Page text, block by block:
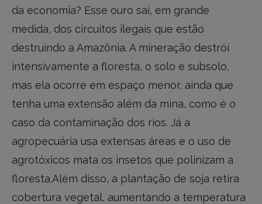
da economia? Esse ouro sai, em grande
medida, dos circuitos ilegais que estão
destruindo a Amazônia. A mineração destrói
intensivamente a floresta, o solo e subsolo,
mas ela ocorre em espaço menor, ainda que
tenha uma extensão além da mina, como é o
caso da contaminação dos rios. Já a
agropecuária usa extensas áreas e o uso de
agrotóxicos mata os insetos que polinizam a
floresta.Além disso, a plantação de soja retira
cobertura vegetal, aumentando a temperatura